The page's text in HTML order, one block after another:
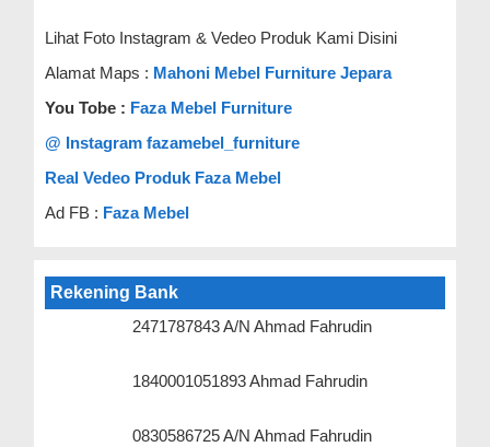
Lihat Foto Instagram & Vedeo Produk Kami Disini
Alamat Maps : Mahoni Mebel Furniture Jepara
You Tobe : Faza Mebel Furniture
@ Instagram fazamebel_furniture
Real Vedeo Produk Faza Mebel
Ad FB : Faza Mebel
Rekening Bank
2471787843 A/N Ahmad Fahrudin
1840001051893 Ahmad Fahrudin
0830586725 A/N Ahmad Fahrudin